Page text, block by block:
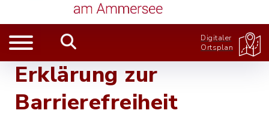
Digitaler
Ortsplan
Erklärung zur
Barrierefreiheit